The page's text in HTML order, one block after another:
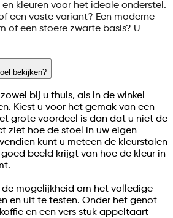
kleuren voor het ideale onderstel.
een vaste variant? Een moderne
of een stoere zwarte basis? U
bekijken?
bij u thuis, als in de winkel
Kiest u voor het gemak van een
grote voordeel is dan dat u niet de
ziet hoe de stoel in uw eigen
kunt u meteen de kleurstalen
beeld krijgt van hoe de kleur in
de mogelijkheid om het volledige
en uit te testen. Onder het genot
en een vers stuk appeltaart